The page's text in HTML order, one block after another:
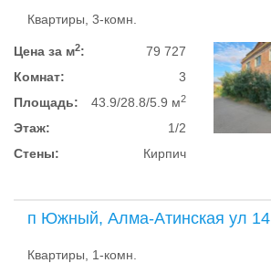
Квартиры, 3-комн.
Цена за м2:
79 727
Комнат:
3
Площадь:
43.9/28.8/5.9 м2
Этаж:
1/2
Стены:
Кирпич
п Южный, Алма-Атинская ул 14
Квартиры, 1-комн.